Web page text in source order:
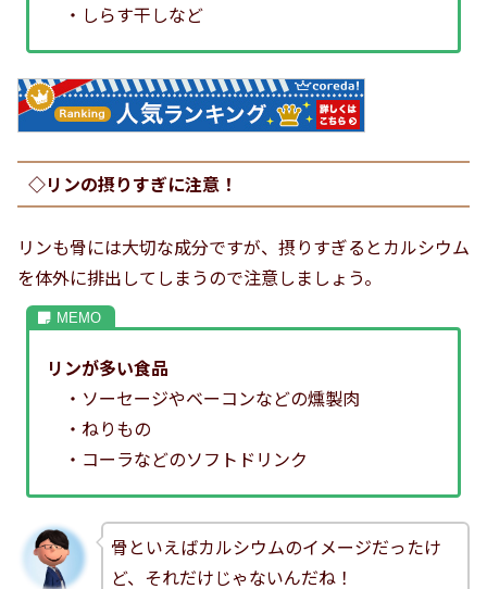
・しらす干しなど
◇リンの摂りすぎに注意！
リンも骨には大切な成分ですが、摂りすぎるとカルシウム
を体外に排出してしまうので注意しましょう。
リンが多い食品
・ソーセージやベーコンなどの燻製肉
・ねりもの
・コーラなどのソフトドリンク
骨といえばカルシウムのイメージだったけ
ど、それだけじゃないんだね！